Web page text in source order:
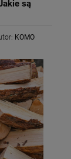
są
KOMO